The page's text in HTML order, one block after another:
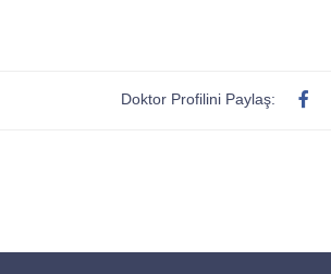
Doktor Profilini Paylaş: